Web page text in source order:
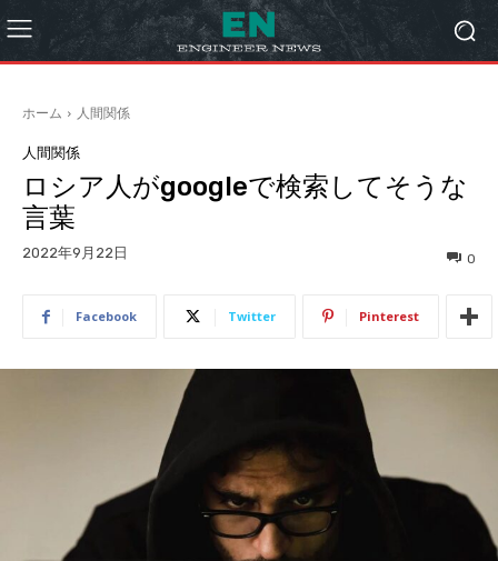
ホーム 人間関係
人間関係
ロシア人がgoogleで検索してそうな
言葉
2022年9月22日 0
Facebook Twitter Pinterest